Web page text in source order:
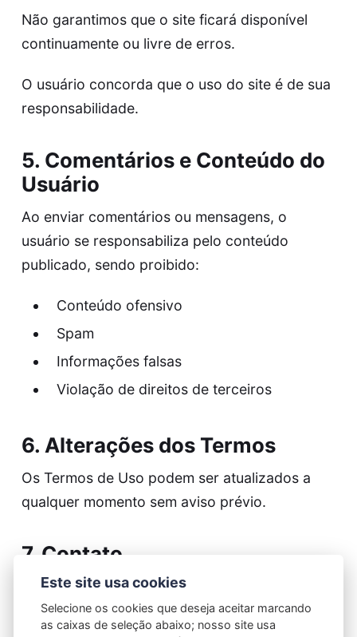
Não garantimos que o site ficará disponível
continuamente ou livre de erros.
O usuário concorda que o uso do site é de sua
responsabilidade.
5. Comentários e Conteúdo do
Usuário
Ao enviar comentários ou mensagens, o
usuário se responsabiliza pelo conteúdo
publicado, sendo proibido:
Conteúdo ofensivo
Spam
Informações falsas
Violação de direitos de terceiros
6. Alterações dos Termos
Os Termos de Uso podem ser atualizados a
qualquer momento sem aviso prévio.
7. Contato
Para dúvidas ou solicitações, entre em contato
pelo e-mail:
Este site usa cookies
Selecione os cookies que deseja aceitar marcando
as caixas de seleção abaixo; nosso site usa